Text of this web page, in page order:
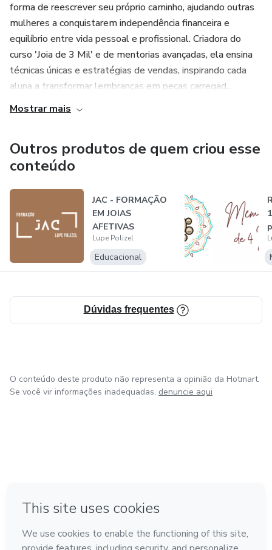
forma de reescrever seu próprio caminho, ajudando outras
mulheres a conquistarem independência financeira e
equilíbrio entre vida pessoal e profissional. Criadora do
curso 'Joia de 3 Mil' e de mentorias avançadas, ela ensina
técnicas únicas e estratégias de vendas, inspirando cada
aluna a transformar lembranças em peças carregad...
Mostrar mais
Outros produtos de quem criou esse
conteúdo
JAC - FORMAÇÃO
EM JOIAS
AFETIVAS
CONVENCIONAIS -
ANTIGA UNIV...
Lupe Polizel
Educacional
Dúvidas frequentes
O conteúdo deste produto não representa a opinião da Hotmart.
Se você vir informações inadequadas, denuncie aqui
Feito com ❤ em Bogotá